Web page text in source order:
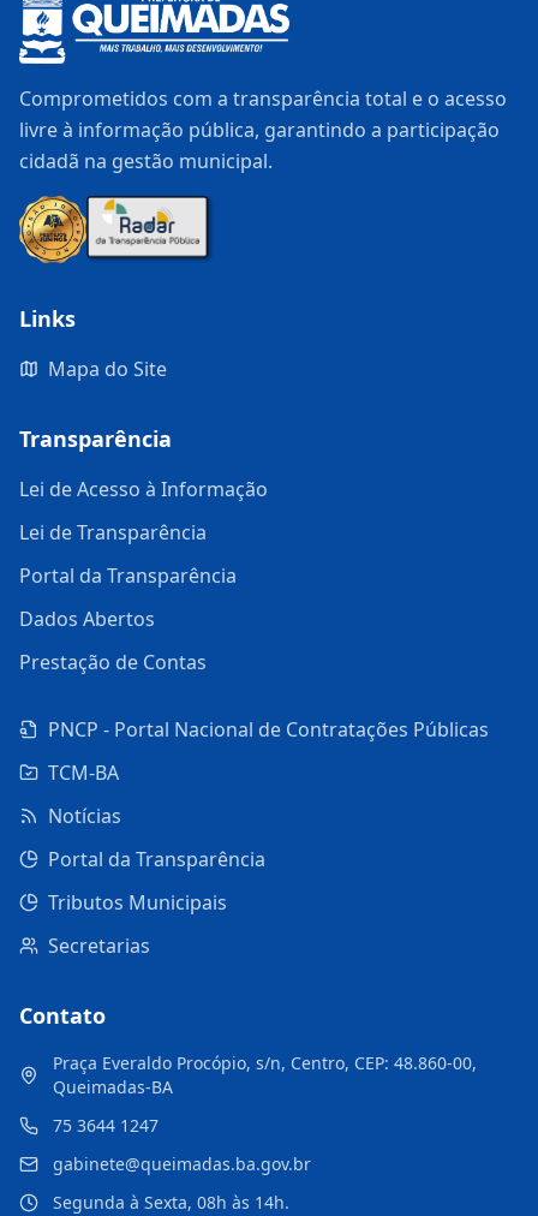
Comprometidos com a transparência total e o acesso
livre à informação pública, garantindo a participação
cidadã na gestão municipal.
Links
Mapa do Site
Transparência
Lei de Acesso à Informação
Lei de Transparência
Portal da Transparência
Dados Abertos
Prestação de Contas
PNCP - Portal Nacional de Contratações Públicas
TCM-BA
Notícias
Portal da Transparência
Tributos Municipais
Secretarias
Contato
Praça Everaldo Procópio, s/n, Centro, CEP: 48.860-00,
Queimadas-BA
75 3644 1247
gabinete@queimadas.ba.gov.br
Segunda à Sexta, 08h às 14h.